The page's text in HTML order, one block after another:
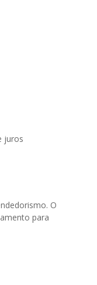
juros
O
para